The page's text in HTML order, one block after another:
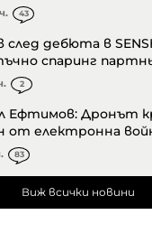
43
след дебюта в
спаринг
2
Ефтимов: Дронът
от електронна
83
Виж всички новини